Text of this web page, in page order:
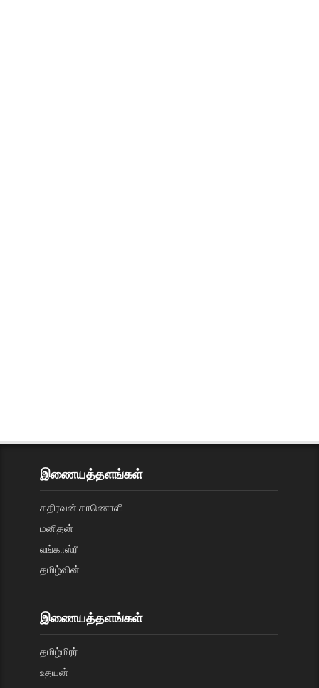
இணையத்தளங்கள்
கதிரவன் காணொளி
மனிதன்
லங்காஸ்ரீ
தமிழ்வின்
இணையத்தளங்கள்
தமிழ்மிரர்
உதயன்